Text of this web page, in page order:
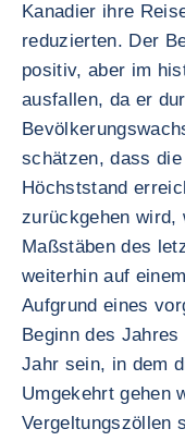
Kanadier ihre
reduzierten. Der
positiv, aber im
ausfallen, da er
schätzen, dass
Höchststand
zurückgehen wird,
Maßstäben des
weiterhin auf
Aufgrund eines
Beginn des
Jahr sein, in dem
Umgekehrt gehen
Vergeltungszöllen